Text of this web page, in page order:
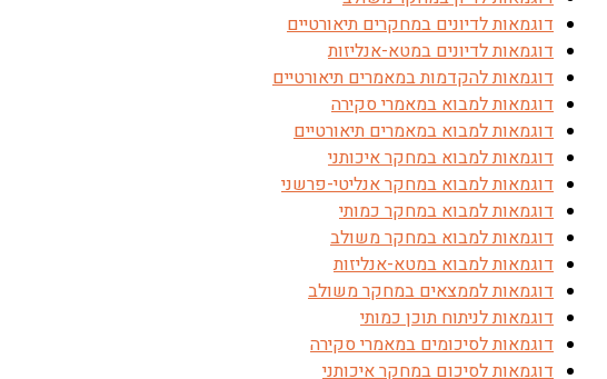
דוגמאות לדיונים במחקרים תיאורטיים
דוגמאות לדיונים במטא-אנליזות
דוגמאות להקדמות במאמרים תיאורטיים
דוגמאות למבוא במאמרי סקירה
דוגמאות למבוא במאמרים תיאורטיים
דוגמאות למבוא במחקר איכותני
דוגמאות למבוא במחקר אנליטי-פרשני
דוגמאות למבוא במחקר כמותי
דוגמאות למבוא במחקר משולב
דוגמאות למבוא במטא-אנליזות
דוגמאות לממצאים במחקר משולב
דוגמאות לניתוח תוכן כמותי
דוגמאות לסיכומים במאמרי סקירה
דוגמאות לסיכום במחקר איכותני